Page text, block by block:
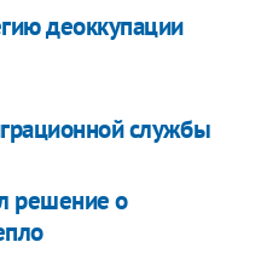
деоккупации
службы
решение о